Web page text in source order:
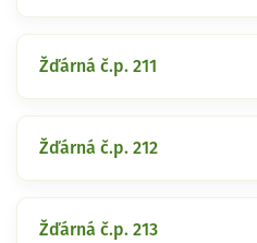
Žďárná č.p. 211
Žďárná č.p. 212
Žďárná č.p. 213